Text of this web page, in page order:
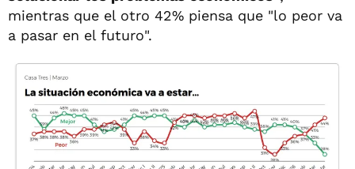
mientras que el otro 42% piensa que "lo peor va
a pasar en el futuro".